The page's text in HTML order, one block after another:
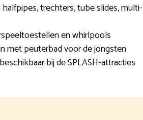
trechters, tube slides, multi-
en whirlpools
met peuterbad voor de jongsten
bij de SPLASH-attracties